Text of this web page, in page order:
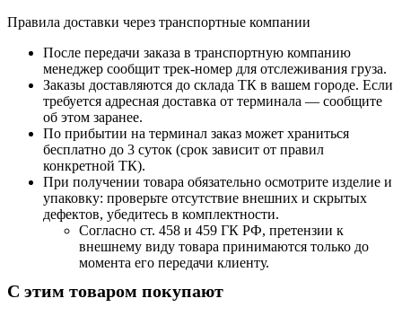
Правила доставки через транспортные компании
После передачи заказа в транспортную компанию
менеджер сообщит трек-номер для отслеживания груза.
Заказы доставляются до склада ТК в вашем городе. Если
требуется адресная доставка от терминала — сообщите
об этом заранее.
По прибытии на терминал заказ может храниться
бесплатно до 3 суток (срок зависит от правил
конкретной ТК).
При получении товара обязательно осмотрите изделие и
упаковку: проверьте отсутствие внешних и скрытых
дефектов, убедитесь в комплектности.
Согласно ст. 458 и 459 ГК РФ, претензии к
внешнему виду товара принимаются только до
момента его передачи клиенту.
С этим товаром покупают